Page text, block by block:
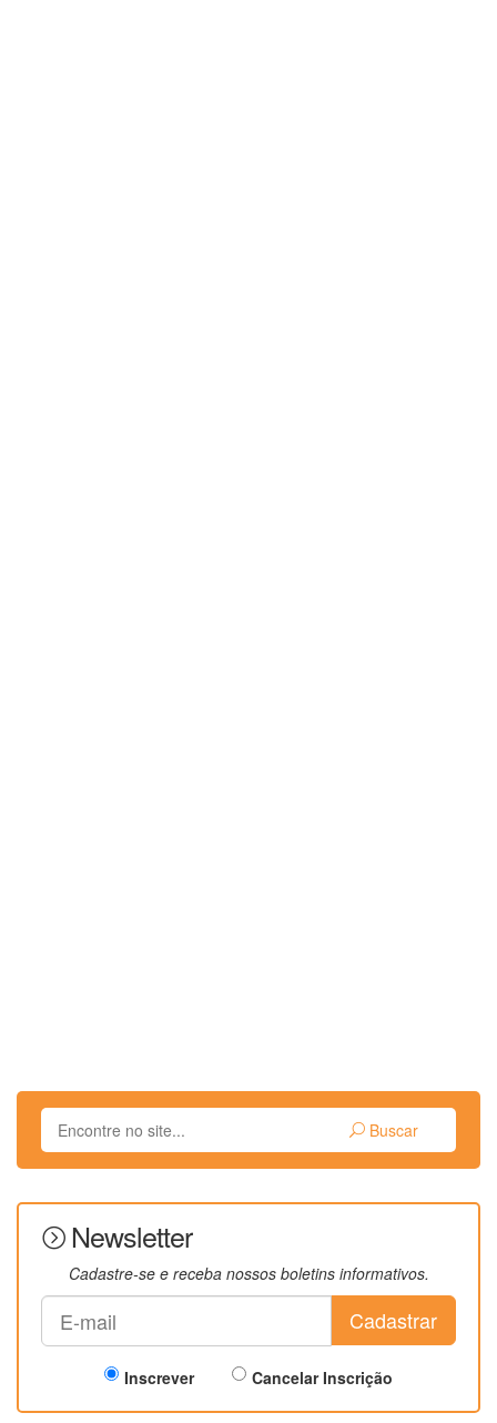
Buscar
Newsletter
Cadastre-se e receba nossos boletins informativos.
Cadastrar
Inscrever Cancelar Inscrição